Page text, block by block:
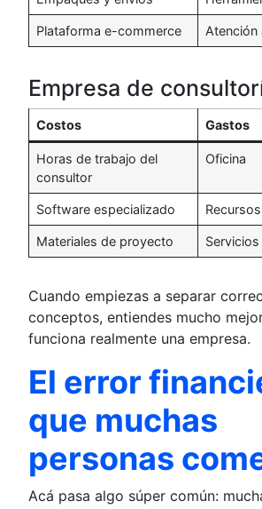
Plataforma e-commerce Atención
Empresa de
Costos Gastos
Horas de trabajo del
consultor
Oficina
Software especializado
Materiales de proyecto
Cuando empiezas a separar
conceptos, entiendes mucho
funciona realmente una empresa.
El error
que muchas
personas
Acá pasa algo súper común: